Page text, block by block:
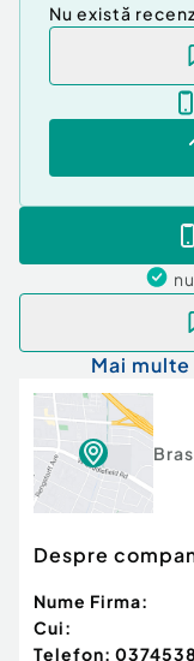
Nu există
Mai
Despre
Nume Firma:
Cui:
Telefon: